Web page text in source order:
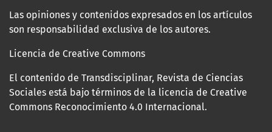
Las opiniones y contenidos expresados en los artículos
son responsabilidad exclusiva de los autores.
Licencia de Creative Commons
El contenido de Transdisciplinar, Revista de Ciencias
Sociales está bajo términos de la licencia de Creative
Commons Reconocimiento 4.0 Internacional.